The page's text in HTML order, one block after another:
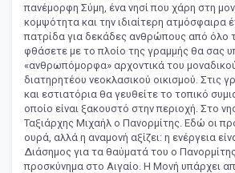
πανέμορφη Σύμη, ένα νησί που χάρη στη
κομψότητα και την ιδιαίτερη ατμόσφαιρα
πατρίδα για δεκάδες ανθρώπους από όλο
φθάσετε με το πλοίο της γραμμής θα σας
«ανθρωπόμορφα» αρχοντικά του
διατηρητέου νεοκλασικού οικισμού. Στις
και εστιατόρια θα γευθείτε το τοπικό
οποίο είναι ξακουστό στην περιοχή. Στο
Ταξιάρχης Μιχαήλ ο Πανορμίτης. Εδώ οι
ουρά, αλλά η αναμονή αξίζει: η ενέργεια
Διάσημος για τα θαύματά του ο
προσκύνημα στο Αιγαίο. Η Μονή υπάρχει